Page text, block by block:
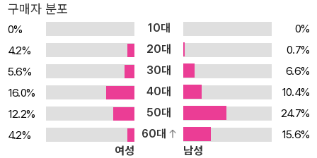
열기 / 모바일 앱 설치하기 / 음성 대화 활용하기 2장 쉽지만 강력한
질문 방법 익히기 챗GPT에게 질문하는 법, 구체적으로 묻는 법, 답
변을 이끌어내는 공식과 비법을 익혀봅니다. [이런 걸 배워요] ‘너는
누구야?’ 첫 질문하기 / 구체적으로 질문하기 / 지시→예시→질문 공
식 / 개인 맞춤 설정 / 챗GPT에게 역할 부여하기 3장 일상이 즐거워
지는 챗GPT 활용 능력 키우기 여행 준비부터 AI 이미지 만들기와 심
리 상담까지, 생활 속에서 챗GPT를 다양하게 활용하는 방법을 배웁
구매자 분포
0% 10대
0%
4.2%
20대
0.7%
5.6%
30대
6.6%
16.0%
40대
10.4%
12.2%
50대
24.7%
4.2%
60대
15.6%
여성
남성